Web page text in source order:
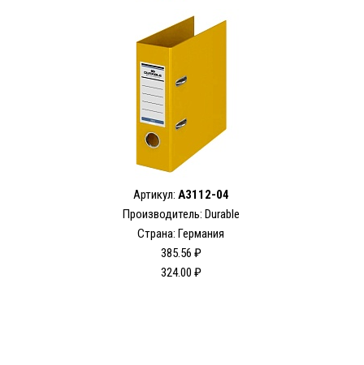
Артикул: A3112-04
Производитель: Durable
Страна: Германия
385.56 ₽
324.00 ₽